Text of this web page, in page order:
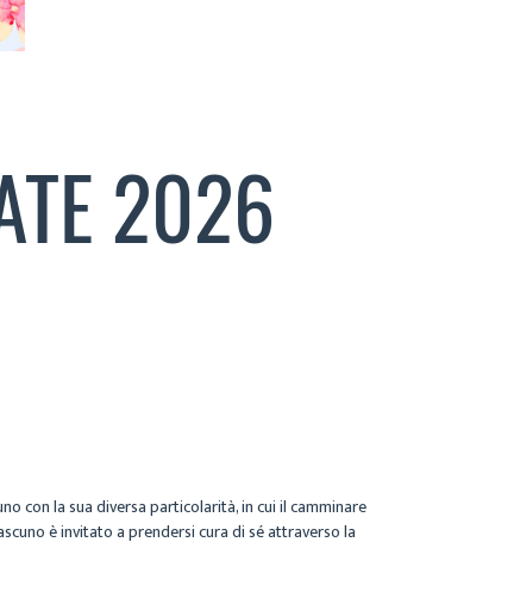
2026
con la sua diversa particolarità, in cui il camminare
è invitato a prendersi cura di sé attraverso la